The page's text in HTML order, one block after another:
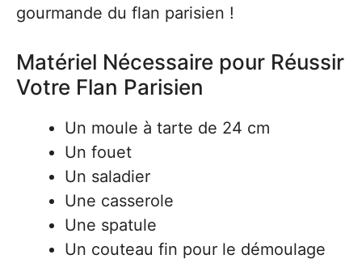
gourmande du flan parisien !
Matériel Nécessaire pour Réussir
Votre Flan Parisien
Un moule à tarte de 24 cm
Un fouet
Un saladier
Une casserole
Une spatule
Un couteau fin pour le démoulage